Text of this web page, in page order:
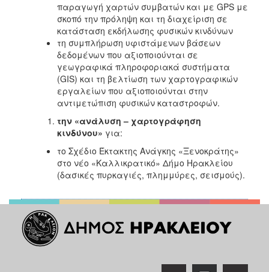
παραγωγή χαρτών συμβατών και με GPS με
σκοπό την πρόληψη και τη διαχείριση σε
κατάσταση εκδήλωσης φυσικών κινδύνων
τη συμπλήρωση υφιστάμενων βάσεων
δεδομένων που αξιοποιούνται σε
γεωγραφικά πληροφοριακά συστήματα
(GIS) και τη βελτίωση των χαρτογραφικών
εργαλείων που αξιοποιούνται στην
αντιμετώπιση φυσικών καταστροφών.
την «ανάλυση – χαρτογράφηση
κινδύνου» για:
το Σχέδιο Έκτακτης Ανάγκης «Ξενοκράτης»
στο νέο «Καλλικρατικό» Δήμο Ηρακλείου
(δασικές πυρκαγιές, πλημμύρες, σεισμούς).